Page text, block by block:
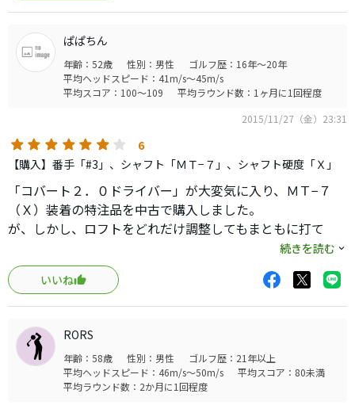
今までは、たまにしかナイスショット出来なかったのが、
購入後はとても楽に高さと飛距離を出せるようになりまし
た。
ぱぱちん
年齢：52歳 性別：男性
ゴルフ歴：16年～20年
平均ヘッドスピード：41m/s～45m/s
平均スコア：100～109
平均ラウンド数：1ヶ月に1回程度
2015/11/27（金）23:31
6
【購入】番手「#3」、シャフト「ＭＴ−７」、シャフト硬度「Ｘ」
「コバート２．０ドライバー」が大変気に入り、ＭＴ−７
（Ｘ）装着の特注品を中古で購入しました。
が、しかし、ロフトをどれだけ調整してもまともに打て
ず、Ｘフレックスが失敗したのかなと思っていたのです
が、11月27日の鳥かごで全く調整していなかったフェース
の向きを、これまでのニュートラルから左（レフト）のつ
かまり顔にして打ってみたら、これまでとは全く違う真っ
直ぐの強い球が出るようになり、調整効果にびっくりしま
した。
これならばと１７°⇒１３°とロフトを立ててみても、つかま
った中弾道の強い球が出ました。
続きを読む
いいね
RORS
年齢：58歳 性別：男性
ゴルフ歴：21年以上
平均ヘッドスピード：46m/s～50m/s
平均スコア：80未満
平均ラウンド数：2か月に1回程度